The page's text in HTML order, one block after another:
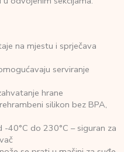
na mjestu i sprječava
serviranje
hrane
silikon bez BPA,
40°C do 230°C – siguran za